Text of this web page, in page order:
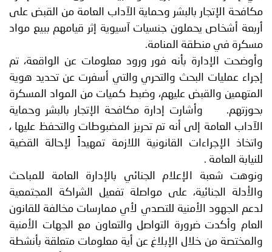
مكافحة الإتجار بالبشر وحماية الآداب العامة من القبض على
أربعة أشخاص يحملون جنسيات آسيوية إثر قيامهم ببيع مواد
مسكرة في منطقة المنامة.
وأوضحت الإدارة بأنه فور ورود معلومات عن الواقعة، تم
إجراء عمليات البحث والتحري والتي أسفرت عن تحديد هوية
المتهمين والقبض عليهم، وضبط كميات من المواد المسكرة
بحوزتهم. وأشارت إدارة مكافحة الإتجار بالبشر وحماية
الآداب العامة إلى أنه تم تحريز المضبوطات والتحفظ عليها ،
واتخاذ الإجراءات القانونية اللازمة تمهيداً لإحالة القضية
للنيابة العامة .
ونوهت شعبة الإعلام الجنائي بالإدارة العامة للمباحث
والأدلة الجنائية، على مواصلة تفعيل الشراكة المجتمعية
لدعم الجهود الأمنية للتصدي لأي ممارسات مخالفة للقانون
العام وأكدت ضرورة التواصل والتعاون مع الجهات الأمنية
والمختصة من خلال الإبلاغ عن أية معلومات متعلقة بأنشطة